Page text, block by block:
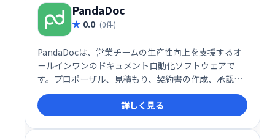
理を実現します。
PandaDoc
0.0 (0件)
PandaDocは、営業チームの生産性向上を支援するオ
ールインワンのドキュメント自動化ソフトウェアで
す。プロポーザル、見積もり、契約書の作成、承認、
電子署名を効率化し、17,000社以上の顧客に利用され
ています。CRMや支払いシステムなど既存のアプリと
統合することで、ワークフローを簡素化し、業務効率
を大幅に向上させます。
詳しく見る